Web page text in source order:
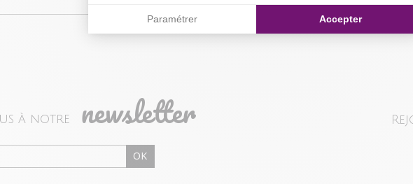
Paramétrer Accepter
Colissimo
Vous avez
magasin ou
livraison/
"Mes
à notre newsletter
OK